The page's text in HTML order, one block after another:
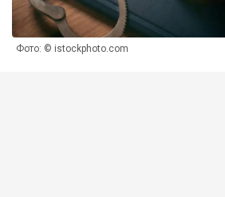
Фото: © istockphoto.com